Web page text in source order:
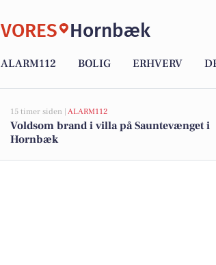
VORES Hornbæk
ALARM112 BOLIG ERHVERV
15 timer siden | ALARM112
Voldsom brand i villa på Sauntevænget i
Hornbæk